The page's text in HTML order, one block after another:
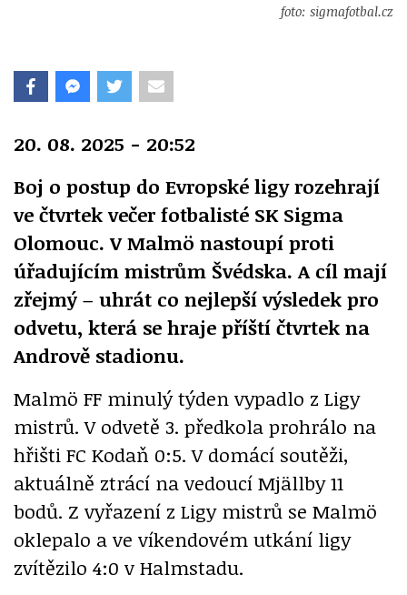
foto: sigmafotbal.cz
20. 08. 2025 - 20:52
Boj o postup do Evropské ligy rozehrají
ve čtvrtek večer fotbalisté SK Sigma
Olomouc. V Malmö nastoupí proti
úřadujícím mistrům Švédska. A cíl mají
zřejmý – uhrát co nejlepší výsledek pro
odvetu, která se hraje příští čtvrtek na
Andrově stadionu.
Malmö FF minulý týden vypadlo z Ligy
mistrů. V odvetě 3. předkola prohrálo na
hřišti FC Kodaň 0:5. V domácí soutěži,
aktuálně ztrácí na vedoucí Mjällby 11
bodů. Z vyřazení z Ligy mistrů se Malmö
oklepalo a ve víkendovém utkání ligy
zvítězilo 4:0 v Halmstadu.